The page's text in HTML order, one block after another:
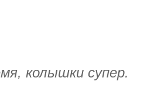
колышки супер.